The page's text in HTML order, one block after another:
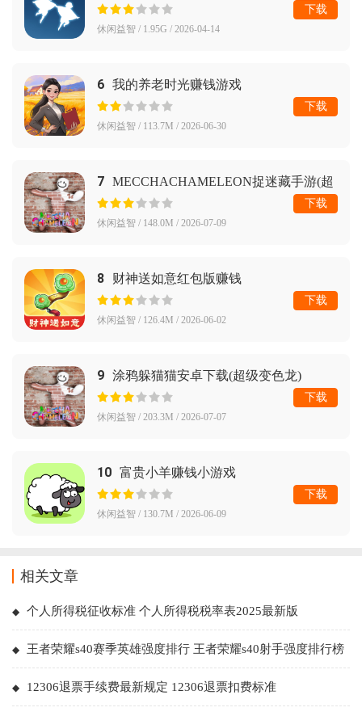
休闲益智 / 1.95G / 2026-04-14
下载
6 我的养老时光赚钱游戏
休闲益智 / 113.7M / 2026-06-30
下载
7 MECCHACHAMELEON捉迷藏手游(超
级变色龙)
休闲益智 / 148.0M / 2026-07-09
下载
8 财神送如意红包版赚钱
休闲益智 / 126.4M / 2026-06-02
下载
9 涂鸦躲猫猫安卓下载(超级变色龙)
休闲益智 / 203.3M / 2026-07-07
下载
10 富贵小羊赚钱小游戏
休闲益智 / 130.7M / 2026-06-09
下载
相关文章
个人所得税征收标准 个人所得税税率表2025最新版
王者荣耀s40赛季英雄强度排行 王者荣耀s40射手强度排行榜
12306退票手续费最新规定 12306退票扣费标准